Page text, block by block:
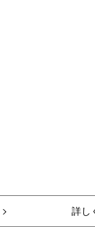
詳し